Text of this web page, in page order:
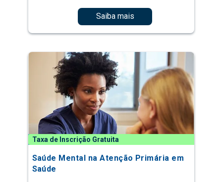
Saiba mais
Taxa de Inscrição Gratuita
Saúde Mental na Atenção Primária em
Saúde